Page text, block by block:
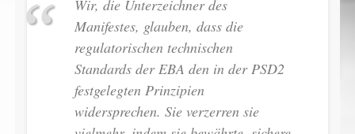
Wir, die Unterzeichner des
Manifestes, glauben, dass die
regulatorischen technischen
Standards der EBA den in der PSD2
festgelegten Prinzipien
widersprechen. Sie verzerren sie